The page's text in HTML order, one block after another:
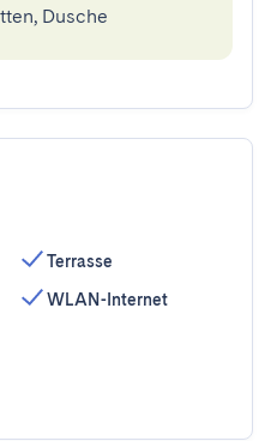
Dusche
Terrasse
WLAN-Internet